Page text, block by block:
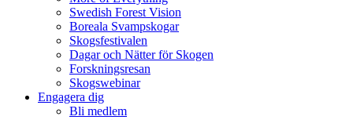
Swedish Forest Vision
Boreala Svampskogar
Skogsfestivalen
Dagar och Nätter för Skogen
Forskningsresan
Skogswebinar
Engagera dig
Bli medlem